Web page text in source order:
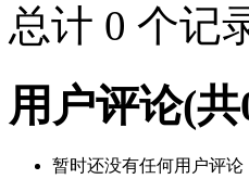
总计 0 个记
用户评论(共
暂时还没有任何用户评论